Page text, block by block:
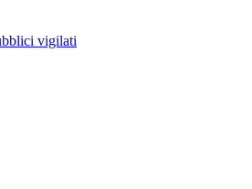
vigilati